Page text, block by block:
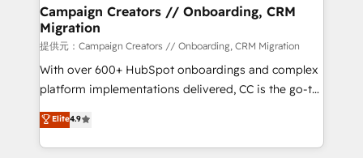
empowering our clients and developing their
autonomy. Get to grips with HubSpot through
guided implementation and seamless integration of
the CRM platform into your digital ecosystem. Would
you like support in deploying your inbound
to your needs and sales objectives. With 125+
certifications, we are part of the most certified
Campaign Creators // Onboarding, CRM
Migration
提供元：Campaign Creators // Onboarding, CRM Migration
With over 600+ HubSpot onboardings and complex
platform implementations delivered, CC is the go-to
Elite Solutions Partner for businesses ready to
migrate, replatform, and scale smarter. We specialize
in high-impact CRM and CMS migrations and
Elite4.9